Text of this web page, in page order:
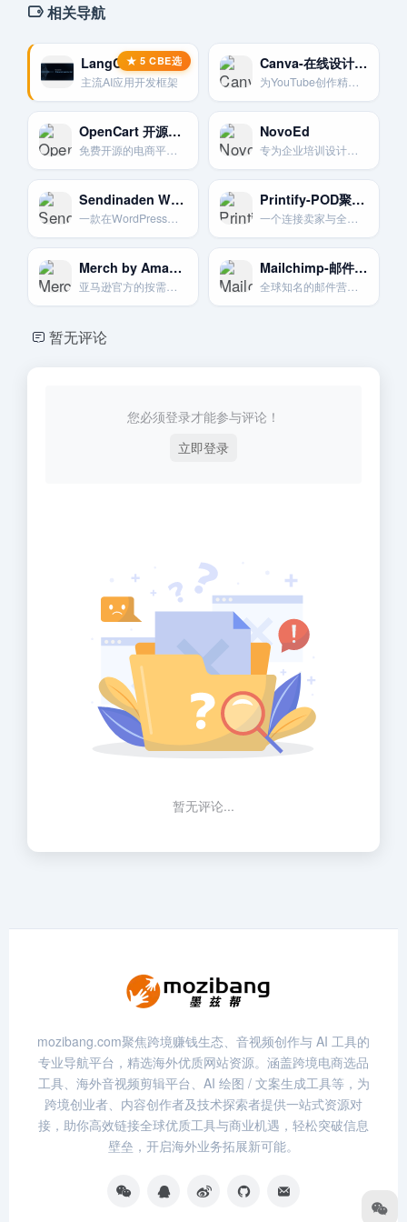
相关导航
LangChain – AI应用开发框架
主流AI应用开发框架
Canva-在线设计神器
为YouTube创作精美缩略图和频道图片的最佳在线平面设计工具。
OpenCart 开源电商解决方案
免费开源的电商平台.轻量级.易于管理。
NovoEd
专为企业培训设计，提供协作式和项目制的在线学习体验。
Sendinaden WP邮件插件
一款在WordPress上创建和发送新闻通讯的免费插件。
Printify-POD聚合平台
一个连接卖家与全球众多打印服务商的按需打印网络平台。提供更多选择和价格优势。
Merch by Amazon-亚马逊按需打印T恤
亚马逊官方的按需打印服务平台。设计师上传T恤等商品设计。无需库存即可销售。
Mailchimp-邮件营销入门首选
全球知名的邮件营销自动化平台。以其友好的界面和慷慨的免费计划而闻名。
暂无评论
您必须登录才能参与评论！
立即登录
暂无评论...
mozibang.com聚焦跨境赚钱生态、音视频创作与 AI 工具的
专业导航平台，精选海外优质网站资源。涵盖跨境电商选品
工具、海外音视频剪辑平台、AI 绘图 / 文案生成工具等，为
跨境创业者、内容创作者及技术探索者提供一站式资源对
接，助你高效链接全球优质工具与商业机遇，轻松突破信息
壁垒，开启海外业务拓展新可能。